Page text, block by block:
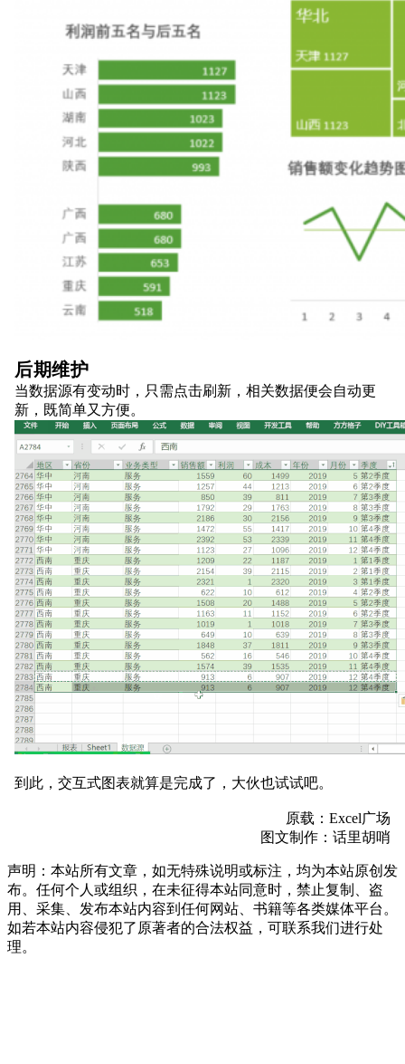
后期维护
当数据源有变动时，只需点击刷新，相关数据便会自动更
新，既简单又方便。
到此，交互式图表就算是完成了，大伙也试试吧。
原载：Excel广场
图文制作：话里胡哨
声明：本站所有文章，如无特殊说明或标注，均为本站原创发
布。任何个人或组织，在未征得本站同意时，禁止复制、盗
用、采集、发布本站内容到任何网站、书籍等各类媒体平台。
如若本站内容侵犯了原著者的合法权益，可联系我们进行处
理。